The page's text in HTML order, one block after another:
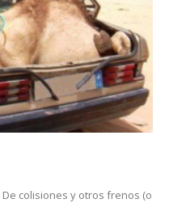
colisiones y otros frenos (o